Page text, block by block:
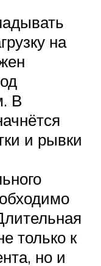
на
В
и рывки
только к
но и